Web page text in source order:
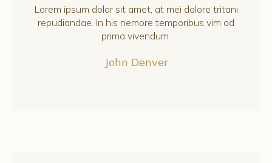
Lorem ipsum dolor sit amet, at mei dolore tritani
repudiandae. In his nemore temporibus vim ad
prima vivendum.
John Denver